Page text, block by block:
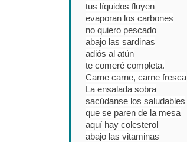
tus líquidos fluyen
evaporan los carbones
no quiero pescado
abajo las sardinas
adiós al atún
te comeré completa.
Carne carne, carne fresca
La ensalada sobra
sacúdanse los saludables
que se paren de la mesa
aquí hay colesterol
abajo las vitaminas